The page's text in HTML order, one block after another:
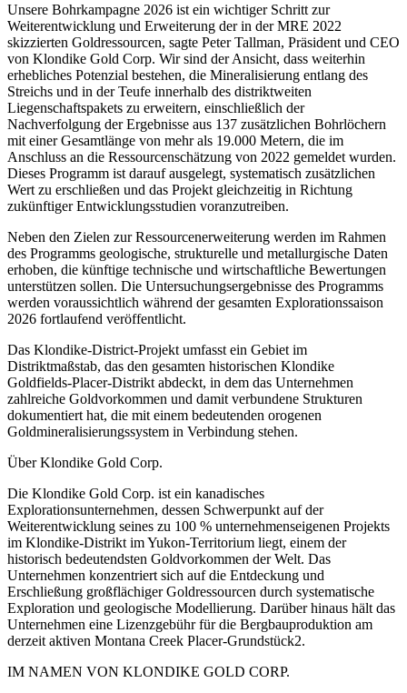
Unsere Bohrkampagne 2026 ist ein wichtiger Schritt zur
Weiterentwicklung und Erweiterung der in der MRE 2022
skizzierten Goldressourcen, sagte Peter Tallman, Präsident und CEO
von Klondike Gold Corp. Wir sind der Ansicht, dass weiterhin
erhebliches Potenzial bestehen, die Mineralisierung entlang des
Streichs und in der Teufe innerhalb des distriktweiten
Liegenschaftspakets zu erweitern, einschließlich der
Nachverfolgung der Ergebnisse aus 137 zusätzlichen Bohrlöchern
mit einer Gesamtlänge von mehr als 19.000 Metern, die im
Anschluss an die Ressourcenschätzung von 2022 gemeldet wurden.
Dieses Programm ist darauf ausgelegt, systematisch zusätzlichen
Wert zu erschließen und das Projekt gleichzeitig in Richtung
zukünftiger Entwicklungsstudien voranzutreiben.
Neben den Zielen zur Ressourcenerweiterung werden im Rahmen
des Programms geologische, strukturelle und metallurgische Daten
erhoben, die künftige technische und wirtschaftliche Bewertungen
unterstützen sollen. Die Untersuchungsergebnisse des Programms
werden voraussichtlich während der gesamten Explorationssaison
2026 fortlaufend veröffentlicht.
Das Klondike-District-Projekt umfasst ein Gebiet im
Distriktmaßstab, das den gesamten historischen Klondike
Goldfields-Placer-Distrikt abdeckt, in dem das Unternehmen
zahlreiche Goldvorkommen und damit verbundene Strukturen
dokumentiert hat, die mit einem bedeutenden orogenen
Goldmineralisierungssystem in Verbindung stehen.
Über Klondike Gold Corp.
Die Klondike Gold Corp. ist ein kanadisches
Explorationsunternehmen, dessen Schwerpunkt auf der
Weiterentwicklung seines zu 100 % unternehmenseigenen Projekts
im Klondike-Distrikt im Yukon-Territorium liegt, einem der
historisch bedeutendsten Goldvorkommen der Welt. Das
Unternehmen konzentriert sich auf die Entdeckung und
Erschließung großflächiger Goldressourcen durch systematische
Exploration und geologische Modellierung. Darüber hinaus hält das
Unternehmen eine Lizenzgebühr für die Bergbauproduktion am
derzeit aktiven Montana Creek Placer-Grundstück2.
IM NAMEN VON KLONDIKE GOLD CORP.